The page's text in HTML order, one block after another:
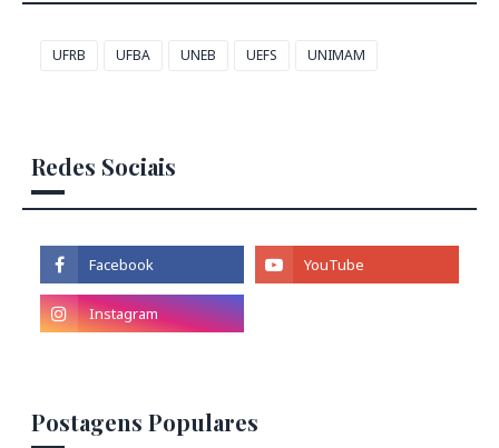
UFRB UFBA UNEB UEFS UNIMAM
Redes Sociais
Postagens Populares